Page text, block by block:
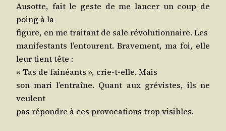
Ausotte, fait le geste de me lan­cer un coup de
poing à la
figure, en me trai­tant de sale révo­lu­tion­naire. Les
mani­fes­tants l’en­tourent. Bra­ve­ment, ma foi, elle
leur tient tête :
« Tas de fai­néants », crie-t-elle. Mais
son mari l’en­traîne. Quant aux gré­vistes, ils ne
veulent
pas répondre à ces pro­vo­ca­tions trop visibles.